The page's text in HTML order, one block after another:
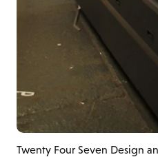
Twenty Four Seven Design